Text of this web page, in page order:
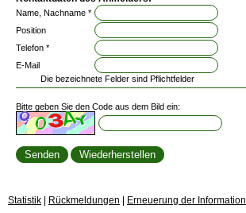
Name, Nachname *
Position
Telefon *
E-Mail
Die bezeichnete Felder sind Pflichtfelder
Bitte geben Sie den Code aus dem Bild ein:
Statistik Rückmeldungen Erneuerung der Information